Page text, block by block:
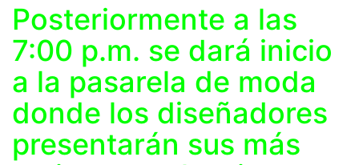
Posteriormente a las
7:00 p.m. se dará inicio
a la pasarela de moda
donde los diseñadores
presentarán sus más